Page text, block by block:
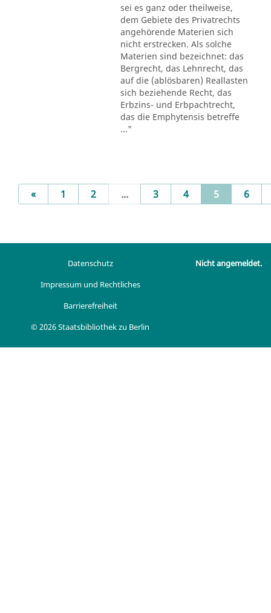
sei es ganz oder theilweise,
dem Gebiete des Privatrechts
angehörende Materien sich
nicht erstrecken. Als solche
Materien sind bezeichnet: das
Bergrecht, das Lehnrecht, das
auf die (ablösbaren) Reallasten
sich beziehende Recht, das
Erbzins- und Erbpachtrecht,
das die Emphytensis betreffe
..."
«Previous
1 2 ... 3 4 5(current)
6
Datenschutz
Impressum und Rechtliches
Barrierefreiheit
© 2026 Staatsbibliothek zu Berlin
Nicht angemeldet.